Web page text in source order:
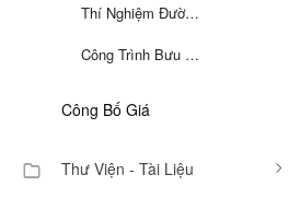
Thí Nghiệm Đường Dây Và Trạm Biến Áp - 05/2023/TT-BCT
Công Trình Bưu Chính, Viễn Thông - Định Mức Xây Dựng- 44/2020/TT-BTTTT
Công Bố Giá
Thư Viện - Tài Liệu